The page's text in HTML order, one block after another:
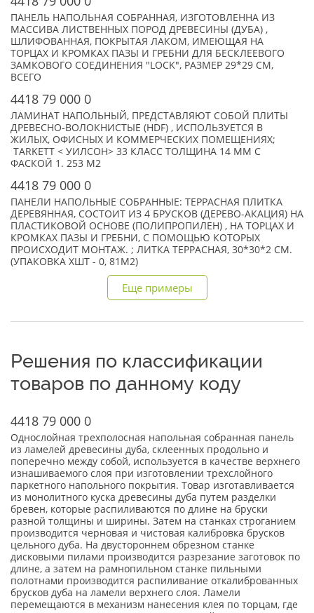
ПАНЕЛЬ НАПОЛЬНАЯ СОБРАННАЯ, ИЗГОТОВЛЕННА ИЗ
МАССИВА ЛИСТВЕННЫХ ПОРОД ДРЕВЕСИНЫ (ДУБА) ,
ШЛИФОВАННАЯ, ПОКРЫТАЯ ЛАКОМ, ИМЕЮЩАЯ НА
ТОРЦАХ И КРОМКАХ ПАЗЫ И ГРЕБНИ ДЛЯ БЕСКЛЕЕВОГО
ЗАМКОВОГО СОЕДИНЕНИЯ "LOCK", РАЗМЕР 29*29 СМ,
ВСЕГО
4418 79 000 0
ЛАМИНАТ НАПОЛЬНЫЙ, ПРЕДСТАВЛЯЮТ СОБОЙ ПЛИТЫ
ДРЕВЕСНО-ВОЛОКНИСТЫЕ (HDF) , ИСПОЛЬЗУЕТСЯ В
ЖИЛЫХ, ОФИСНЫХ И КОММЕРЧЕСКИХ ПОМЕЩЕНИЯХ;
TARKETT < УИЛСОН> 33 КЛАСС ТОЛЩИНА 14 ММ С
ФАСКОЙ 1. 253 М2
4418 79 000 0
ПАНЕЛИ НАПОЛЬНЫЕ СОБРАННЫЕ: ТЕРРАСНАЯ ПЛИТКА
ДЕРЕВЯННАЯ, СОСТОИТ ИЗ 4 БРУСКОВ (ДЕРЕВО-АКАЦИЯ) НА
ПЛАСТИКОВОЙ ОСНОВЕ (ПОЛИПРОПИЛЕН) , НА ТОРЦАХ И
КРОМКАХ ПАЗЫ И ГРЕБНИ, С ПОМОЩЬЮ КОТОРЫХ
ПРОИСХОДИТ МОНТАЖ. ; ЛИТКА ТЕРРАСНАЯ, 30*30*2 СМ.
(УПАКОВКА XШТ - 0, 81М2)
Еще примеры
Решения по классификации
товаров по данному коду
4418 79 000 0
Однослойная трехполосная напольная собранная панель
из ламелей древесины дуба, склеенных продольно и
поперечно между собой, используется в качестве верхнего
изнашиваемого слоя при изготовлении трехслойного
паркетного напольного покрытия. Товар изготавливается
из монолитного куска древесины дуба путем разделки
бревен, которые распиливаются по длине на бруски
разной толщины и ширины. Затем на станках строганием
производится черновая и чистовая калибровка брусков
цельного дуба. На двустороннем обрезном станке
дисковыми пилами производится разрезание заготовок по
длине, а затем на рамнопильном станке пильными
полотнами производится распиливание откалиброванных
брусков дуба на ламели верхнего слоя. Ламели
перемещаются в механизм нанесения клея по торцам, где